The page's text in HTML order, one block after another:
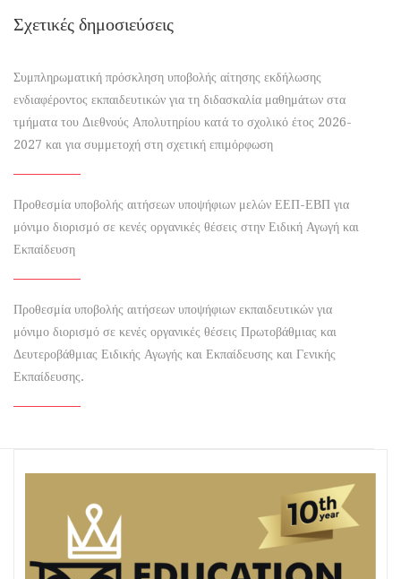
Σχετικές δημοσιεύσεις
Συμπληρωματική πρόσκληση υποβολής αίτησης εκδήλωσης
ενδιαφέροντος εκπαιδευτικών για τη διδασκαλία μαθημάτων στα
τμήματα του Διεθνούς Απολυτηρίου κατά το σχολικό έτος 2026-
2027 και για συμμετοχή στη σχετική επιμόρφωση
Προθεσμία υποβολής αιτήσεων υποψήφιων μελών ΕΕΠ-ΕΒΠ για
μόνιμο διορισμό σε κενές οργανικές θέσεις στην Ειδική Αγωγή και
Εκπαίδευση
Προθεσμία υποβολής αιτήσεων υποψήφιων εκπαιδευτικών για
μόνιμο διορισμό σε κενές οργανικές θέσεις Πρωτοβάθμιας και
Δευτεροβάθμιας Ειδικής Αγωγής και Εκπαίδευσης και Γενικής
Εκπαίδευσης.